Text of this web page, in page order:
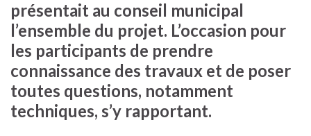
présentait au conseil municipal
l’ensemble du projet. L’occasion pour
les participants de prendre
connaissance des travaux et de poser
toutes questions, notamment
techniques, s’y rapportant.